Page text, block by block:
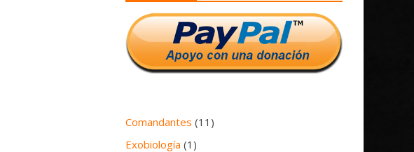
Comandantes (11)
Exobiología (1)